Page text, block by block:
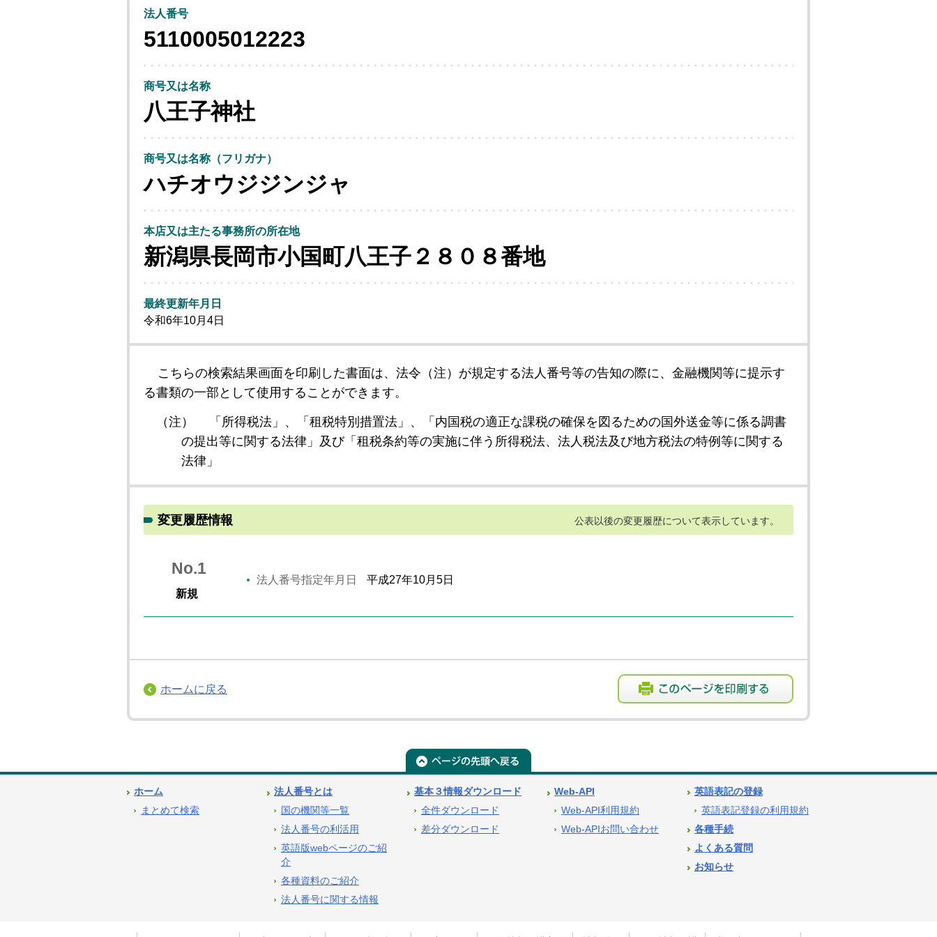
法人番号
5110005012223
商号又は名称
八王子神社
商号又は名称（フリガナ）
ハチオウジジンジャ
本店又は主たる事務所の所在地
新潟県長岡市小国町八王子２８０８番地
最終更新年月日
令和6年10月4日
こちらの検索結果画面を印刷した書面は、法令（注）が規定する法人番号等の告知の際に、金融機関等に提示す
る書類の一部として使用することができます。
（注）
「所得税法」、「租税特別措置法」、「内国税の適正な課税の確保を図るための国外送金等に係る調書
の提出等に関する法律」及び「租税条約等の実施に伴う所得税法、法人税法及び地方税法の特例等に関する
法律」
変更履歴情報 公表以後の変更履歴について表示しています。
No.1
新規
法人番号指定年月日 平成27年10月5日
ホームに戻る
ホーム
まとめて検索
法人番号とは
国の機関等一覧
法人番号の利活用
英語版webページのご紹
介
各種資料のご紹介
法人番号に関する情報
基本３情報ダウンロード
全件ダウンロード
差分ダウンロード
Web-API
Web-API利用規約
Web-APIお問い合わせ
英語表記の登録
英語表記登録の利用規約
各種手続
よくある質問
お知らせ